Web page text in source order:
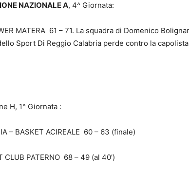
NAZIONALE A, 4^ Giornata:
MATERA 61 – 71. La squadra di Domenico
Sport Di Reggio Calabria perde contro la
H, 1^ Giornata :
– BASKET ACIREALE 60 – 63 (finale)
CLUB PATERNO 68 – 49 (al 40′)